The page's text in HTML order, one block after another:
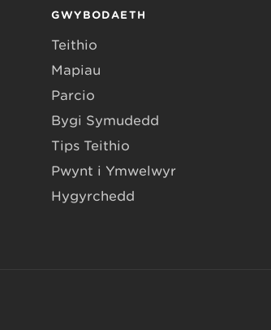
GWYBODAETH
Teithio
Mapiau
Parcio
Bygi Symudedd
Tips Teithio
Pwynt i Ymwelwyr
Hygyrchedd